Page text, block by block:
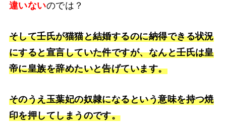
違いないのでは？
そして壬氏が猫猫と結婚するのに納得できる状況
にすると宣言していた件ですが、なんと壬氏は皇
帝に皇族を辞めたいと告げています。
そのうえ玉葉妃の奴隷になるという意味を持つ焼
印を押してしまうのです。